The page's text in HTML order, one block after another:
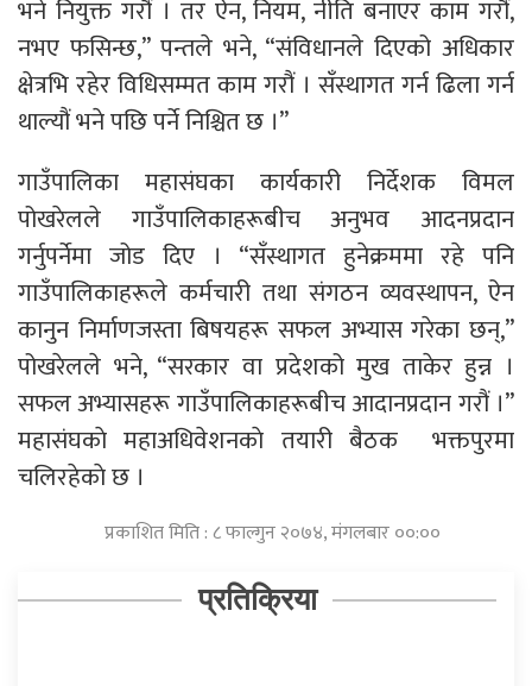
भने नियुक्त गरौं । तर ऐन, नियम, नीति बनाएर काम गरौं,
नभए फसिन्छ,” पन्तले भने, “संविधानले दिएको अधिकार
क्षेत्रभि रहेर विधिसम्मत काम गरौं । सँस्थागत गर्न ढिला गर्न
थाल्यौं भने पछि पर्ने निश्चित छ ।”
गाउँपालिका महासंघका कार्यकारी निर्देशक विमल
पोखरेलले गाउँपालिकाहरूबीच अनुभव आदनप्रदान
गर्नुपर्नेमा जोड दिए । “सँस्थागत हुनेक्रममा रहे पनि
गाउँपालिकाहरूले कर्मचारी तथा संगठन व्यवस्थापन, ऐन
कानुन निर्माणजस्ता बिषयहरू सफल अभ्यास गरेका छन्,”
पोखरेलले भने, “सरकार वा प्रदेशको मुख ताकेर हुन्न ।
सफल अभ्यासहरू गाउँपालिकाहरूबीच आदानप्रदान गरौं ।”
महासंघकाे महाअधिवेशनकाे तयारी बैठक भक्तपुरमा
चलिरहेकाे छ ।
प्रकाशित मिति : ८ फाल्गुन २०७४, मंगलबार ००:००
प्रतिक्रिया